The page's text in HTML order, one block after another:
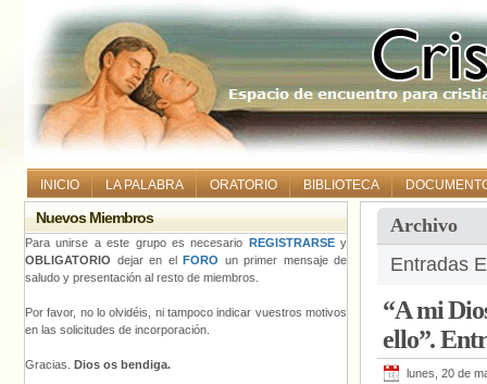
INICIO LA PALABRA ORATORIO BIBLIOTECA
Archivo
Entradas
“A mi
ello”.
lunes, 20 de
Nuevos Miembros
Para unirse a este grupo es necesario REGISTRARSEy
OBLIGATORIO dejar en el FORO un primer mensaje de
saludo y presentación al resto de miembros.
Por favor, no lo olvidéis, ni tampoco indicar vuestros motivos
en las solicitudes de incorporación.
Gracias. Dios os bendiga.